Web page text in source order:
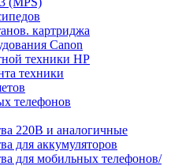
картриджа
Canon
техники HP
техники
телефонов
220В и аналогичные
для аккумуляторов
для мобильных телефонов/